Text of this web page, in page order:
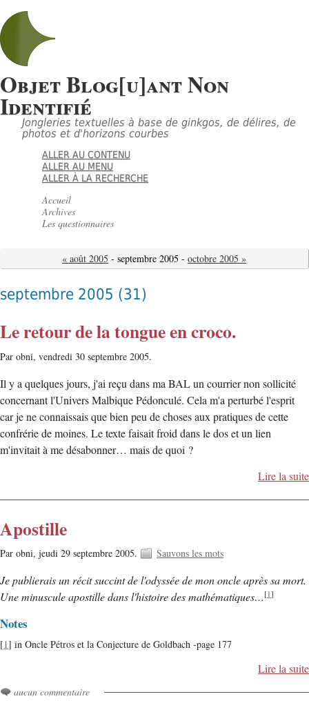
Objet Blog[u]ant Non
Identifié
Jongleries textuelles à base de ginkgos, de délires, de
photos et d'horizons courbes
ALLER AU CONTENU
ALLER AU MENU
ALLER À LA RECHERCHE
Accueil
Archives
Les questionnaires
« août 2005 - septembre 2005 - octobre 2005 »
septembre 2005 (31)
Le retour de la tongue en croco.
Par obni, vendredi 30 septembre 2005.
Il y a quelques jours, j'ai reçu dans ma BAL un courrier non sollicité
concernant l'Univers Malbique Pédonculé. Cela m'a perturbé l'esprit
car je ne connaissais que bien peu de choses aux pratiques de cette
confrérie de moines. Le texte faisait froid dans le dos et un lien
m'invitait à me désabonner… mais de quoi ?
Lire la suite
Apostille
Par obni, jeudi 29 septembre 2005. Sauvons les mots
Je publierais un récit succint de l'odyssée de mon oncle après sa mort.
Une minuscule apostille dans l'histoire des mathématiques… [ 1]
Notes
[1] in Oncle Pétros et la Conjecture de Goldbach -page 177
Lire la suite
aucun commentaire